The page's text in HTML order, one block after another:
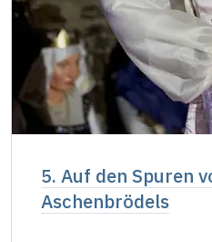
5. Auf den Spuren
Aschenbrödels